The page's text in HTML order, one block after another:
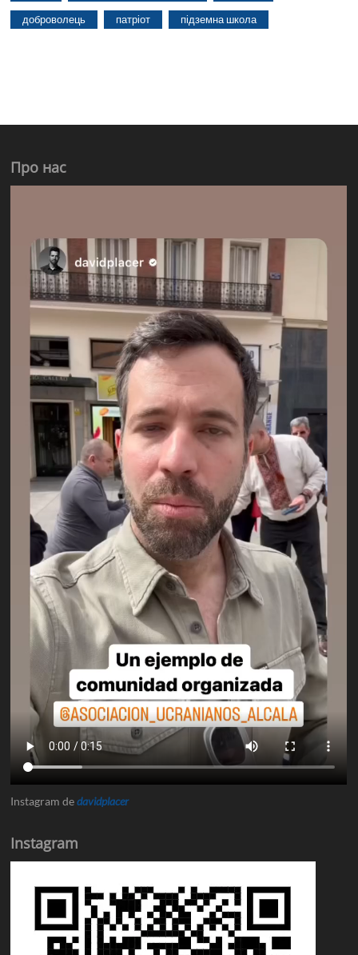
доброволець патріот підземна школа
Про нас
Instagram dedavidplacer
Instagram